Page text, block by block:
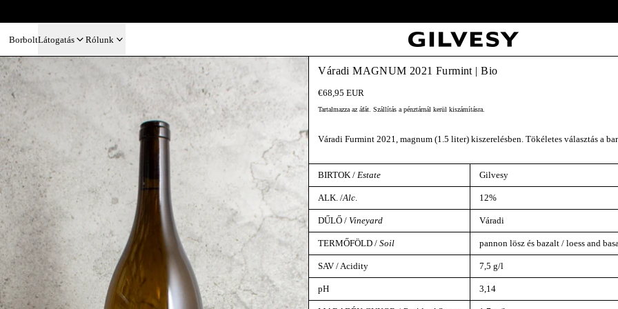
BorboltLátogatás Rólunk
Váradi MAGNUM 2021 Furmint | Bio
€68,95 EUR
Tartalmazza az áfát.Szállítás a pénztárnál kerül kiszámításra.
Váradi Furmint 2021, magnum (1.5 liter) kiszerelésben. Tökéletes választás a
BIRTOK /Estate Gilvesy
ALK. /Alc. 12%
DŰLŐ /Vineyard Váradi
TERMŐFÖLD /Soil pannon lösz és bazalt / loess and
SAV / Acidity 7,5 g/l
pH 3,14